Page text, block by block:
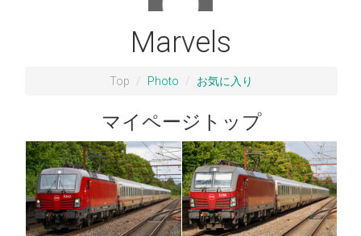
Marvels
Top Photo お気に入り
マイページトップ